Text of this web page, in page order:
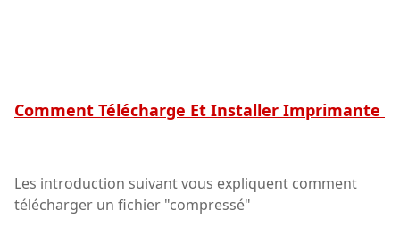
Comment Télécharge Et Installer Imprimante
Les introduction suivant vous expliquent comment
télécharger un fichier "compressé"